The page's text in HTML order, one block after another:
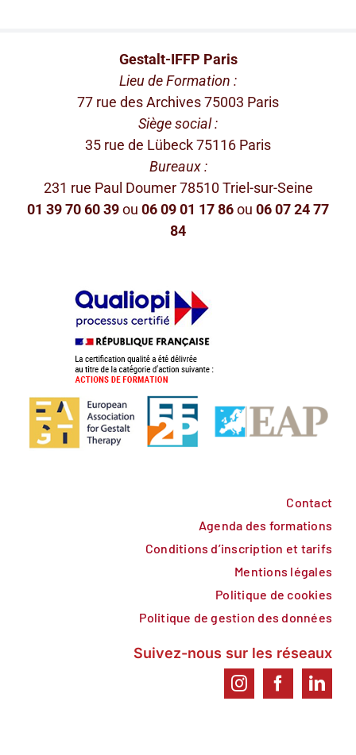
Gestalt-IFFP Paris
Lieu de Formation :
77 rue des Archives 75003 Paris
Siège social :
35 rue de Lübeck 75116 Paris
Bureaux :
231 rue Paul Doumer 78510 Triel-sur-Seine
01 39 70 60 39ou 06 09 01 17 86ou 06 07 24 77
84
Contact
Agenda des formations
Conditions d’inscription et tarifs
Mentions légales
Politique de cookies
Politique de gestion des données
Suivez-nous sur les réseaux